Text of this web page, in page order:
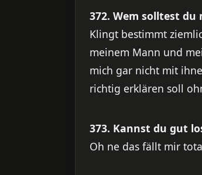
372. Wem solltest
Klingt bestimmt
meinem Mann und
mich gar nicht mit
richtig erklären soll
373. Kannst du gut
Oh ne das fällt mir